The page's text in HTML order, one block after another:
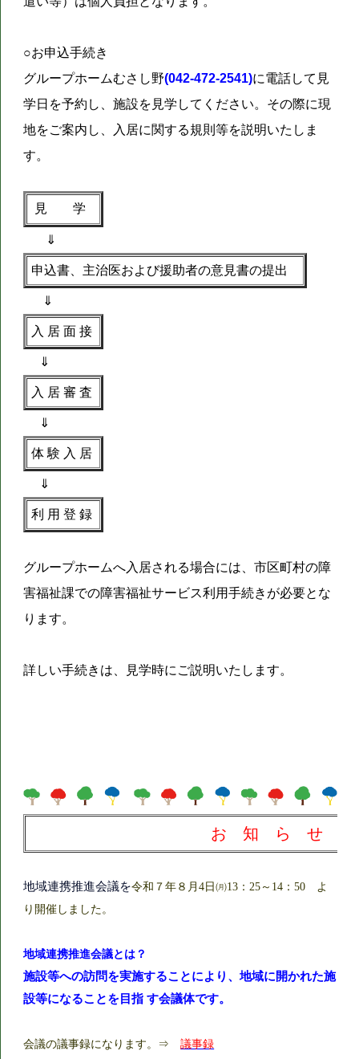
○お申込手続き
グループホームむさし野(042-472-2541)に電話して見
学日を予約し、施設を見学してください。その際に現
地をご案内し、入居に関する規則等を説明いたしま
す。
見 学
⇓
申込書、主治医および援助者の意見書の提出
⇓
入 居 面 接
⇓
入 居 審 査
⇓
体 験 入 居
⇓
利 用 登 録
グループホームへ入居される場合には、市区町村の障
害福祉課での障害福祉サービス利用手続きが必要とな
ります。
詳しい手続きは、見学時にご説明いたします。
お 知 ら せ
地域連携推進会議を令和７年８月4日㈪13：25～14：50 よ
り開催しました。
地域連携推進会議とは？
施設等への訪問を実施することにより、地域に開かれた施
設等になることを目指 す会議体です。
会議の議事録になります。⇒議事録